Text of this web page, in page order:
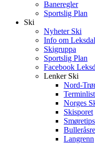
Baneregler
Sportslig Plan
Ski
Nyheter Ski
Info om
Skigruppa
Sportslig Plan
Facebook
Lenker Ski
Nord-
Norges
Skisporet
Langrenn